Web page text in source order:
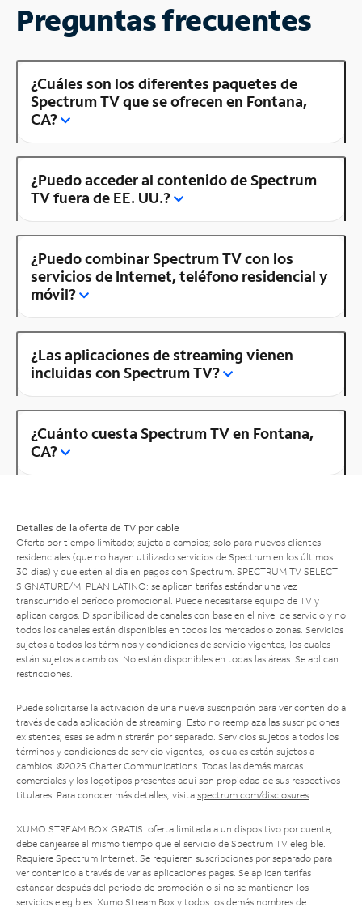
Preguntas frecuentes
¿Cuáles son los diferentes paquetes de
Spectrum TV que se ofrecen en Fontana,
CA?
¿Puedo acceder al contenido de Spectrum
TV fuera de EE. UU.?
¿Puedo combinar Spectrum TV con los
servicios de Internet, teléfono residencial y
móvil?
¿Las aplicaciones de streaming vienen
incluidas con Spectrum TV?
¿Cuánto cuesta Spectrum TV en Fontana,
CA?
Detalles de la oferta de TV por cable
Oferta por tiempo limitado; sujeta a cambios; solo para nuevos clientes
residenciales (que no hayan utilizado servicios de Spectrum en los últimos
30 días) y que estén al día en pagos con Spectrum. SPECTRUM TV SELECT
SIGNATURE/MI PLAN LATINO: se aplican tarifas estándar una vez
transcurrido el período promocional. Puede necesitarse equipo de TV y
aplican cargos. Disponibilidad de canales con base en el nivel de servicio y no
todos los canales están disponibles en todos los mercados o zonas. Servicios
sujetos a todos los términos y condiciones de servicio vigentes, los cuales
están sujetos a cambios. No están disponibles en todas las áreas. Se aplican
restricciones.
Puede solicitarse la activación de una nueva suscripción para ver contenido a
través de cada aplicación de streaming. Esto no reemplaza las suscripciones
existentes; esas se administrarán por separado. Servicios sujetos a todos los
términos y condiciones de servicio vigentes, los cuales están sujetos a
cambios. ©2025 Charter Communications. Todas las demás marcas
comerciales y los logotipos presentes aquí son propiedad de sus respectivos
titulares. Para conocer más detalles, visita spectrum.com/disclosures.
XUMO STREAM BOX GRATIS: oferta limitada a un dispositivo por cuenta;
debe canjearse al mismo tiempo que el servicio de Spectrum TV elegible.
Requiere Spectrum Internet. Se requieren suscripciones por separado para
ver contenido a través de varias aplicaciones pagas. Se aplican tarifas
estándar después del período de promoción o si no se mantienen los
servicios elegibles. Xumo Stream Box y todos los demás nombres de